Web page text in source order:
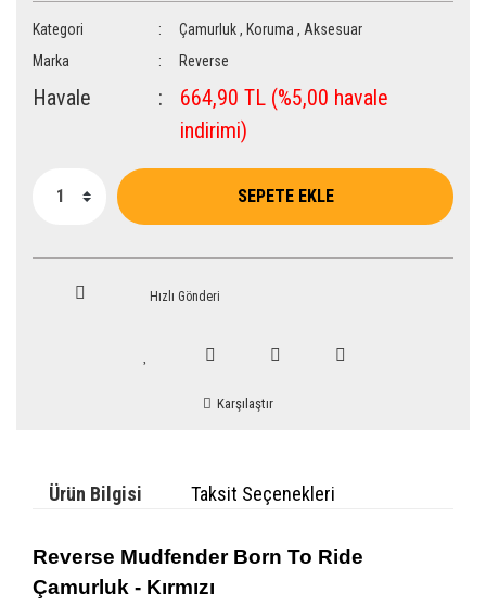
Kategori Çamurluk , Koruma , Aksesuar
Marka
Reverse
Havale
664,90 TL (%5,00 havale
indirimi)
SEPETE EKLE
Hızlı Gönderi
Karşılaştır
Ürün Bilgisi Taksit Seçenekleri
Reverse Mudfender Born To Ride
Çamurluk - Kırmızı